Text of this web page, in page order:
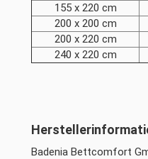
155 x 220 cm
200 x 200 cm
200 x 220 cm
240 x 220 cm
Badenia Bettcomfort